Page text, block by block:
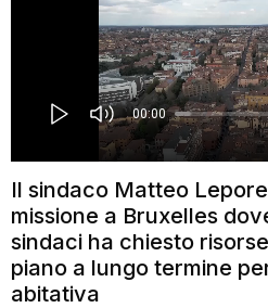
Il sindaco Matteo
missione a Bruxelles
sindaci ha chiesto
piano a lungo termine
abitativa